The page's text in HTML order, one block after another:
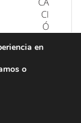
CI
Ó
ES
en
o